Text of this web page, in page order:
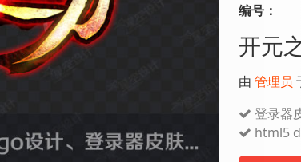
编号：
开元
由 管理员
登录器
html5